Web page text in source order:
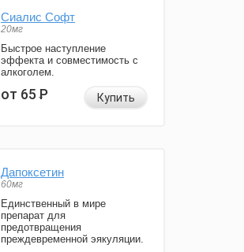
Сиалис Софт
20мг
Быстрое наступление
эффекта и совместимость с
алкоголем.
от 65Р Купить
Дапоксетин
60мг
Единственный в мире
препарат для
предотвращения
преждевременной эякуляции.